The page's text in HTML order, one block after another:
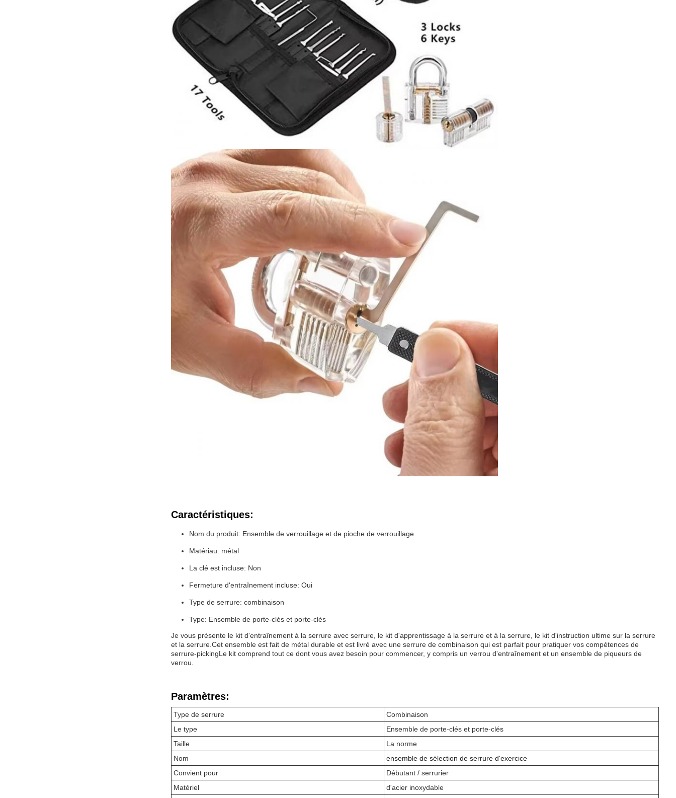
Caractéristiques:
Nom du produit: Ensemble de verrouillage et de pioche de verrouillage
Matériau: métal
La clé est incluse: Non
Fermeture d'entraînement incluse: Oui
Type de serrure: combinaison
Type: Ensemble de porte-clés et porte-clés
Je vous présente le kit d'entraînement à la serrure avec serrure, le kit d'apprentissage à la serrure et à la serrure, le kit d'instruction ultime sur la serrure
et la serrure.Cet ensemble est fait de métal durable et est livré avec une serrure de combinaison qui est parfait pour pratiquer vos compétences de
serrure-pickingLe kit comprend tout ce dont vous avez besoin pour commencer, y compris un verrou d'entraînement et un ensemble de piqueurs de
verrou.
Paramètres:
Type de serrure
Combinaison
Le type
Ensemble de porte-clés et porte-clés
Taille
La norme
Nom
ensemble de sélection de serrure d'exercice
Convient pour
Débutant / serrurier
Matériel
d'acier inoxydable